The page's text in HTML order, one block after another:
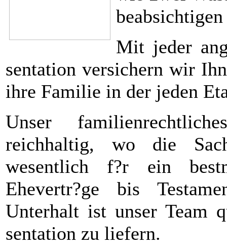
Mit jeder
sentation versichern wir
ihre Familie in der jeden
Unser
reichhaltig, wo die
wesentlich f?r ein
Ehevertr?ge bis
Unterhalt ist unser Team
sentation zu liefern.